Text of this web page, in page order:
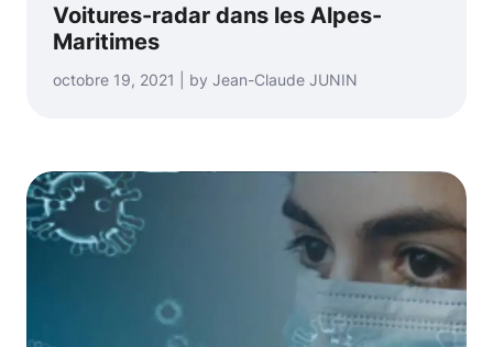
Voitures-radar dans les Alpes-
Maritimes
octobre 19, 2021 | by Jean-Claude JUNIN